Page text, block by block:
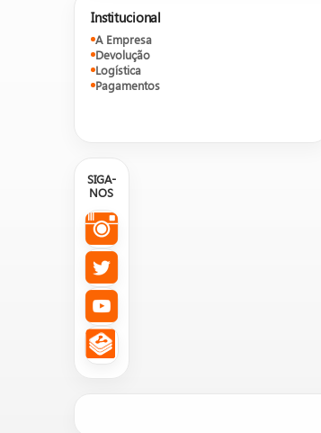
Institucional
A Empresa
Devolução
Logística
Pagamentos
SIGA-
NOS